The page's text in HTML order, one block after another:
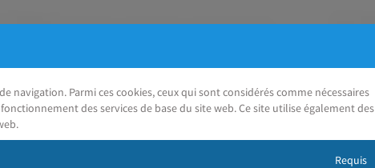
navigation. Parmi ces cookies, ceux qui sont considérés comme nécessaires
des services de base du site web. Ce site utilise également des
Requis